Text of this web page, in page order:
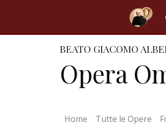
BEATO GIACOMO
Opera
Home (current)
Tutte le Opere